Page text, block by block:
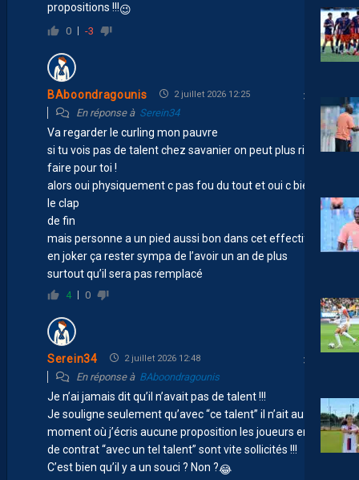
propositions !!!😉
0 -3
BAboondragounis 2 juillet 2026 12:25
En réponse à Serein34
Va regarder le curling mon pauvre
si tu vois pas de talent chez savanier on peut plus rien
faire pour toi !
alors oui physiquement c pas fou du tout et oui c bientôt
le clap
de fin
mais personne a un pied aussi bon dans cet effectif
en joker ça rester sympa de l’avoir un an de plus
surtout qu’il sera pas remplacé
4 0
Serein34 2 juillet 2026 12:48
En réponse à BAboondragounis
Je n’ai jamais dit qu’il n’avait pas de talent !!!
Je souligne seulement qu’avec “ce talent” il n’ait au
moment où j’écris aucune proposition les joueurs en fin
de contrat “avec un tel talent” sont vite sollicités !!!
C’est bien qu’il y a un souci ? Non ?😂